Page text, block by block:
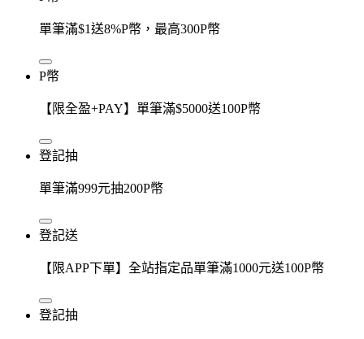
單筆滿$1送8%P幣，最高300P幣
P幣
【限全盈+PAY】單筆滿$5000送100P幣
登記抽
單筆滿999元抽200P幣
登記送
【限APP下單】全站指定品單筆滿1000元送100P幣
登記抽